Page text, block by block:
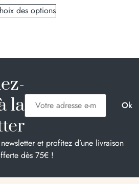
des options
la
et profitez d’une livraison
dès 75€ !